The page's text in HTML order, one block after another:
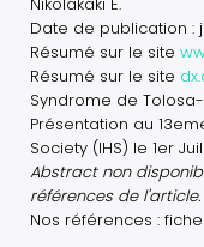
Date de publication :
Résumé sur le site
Résumé sur le site
Syndrome de Tolosa-
Présentation au
Society (IHS) le 1er
Abstract non
références de l'article.
Nos références :